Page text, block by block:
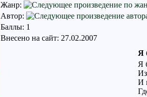
Жанр:
Автор:
Баллы: 1
Внесено на сайт: 27.02.2007
Я
Я
И